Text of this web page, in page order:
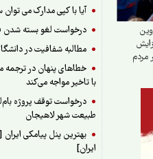
آیا با کپی مدارک می
درخواست لغو بسته شدن
مطالبه شفافیت در
خطاهای پنهان در ترجمه
با تاخیر مواجه می‌کند
درخواست توقف پروژه
طبیعت شهر لاهیجان
ایران]
مردم